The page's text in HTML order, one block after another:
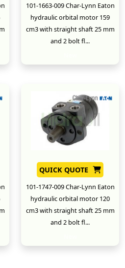
101-1663-009 Char-Lynn Eaton
hydraulic orbital motor 159
cm3 with straight shaft 25 mm
and 2 bolt fl...
QUICK QUOTE
101-1747-009 Char-Lynn Eaton
hydraulic orbital motor 120
cm3 with straight shaft 25 mm
and 2 bolt fl...